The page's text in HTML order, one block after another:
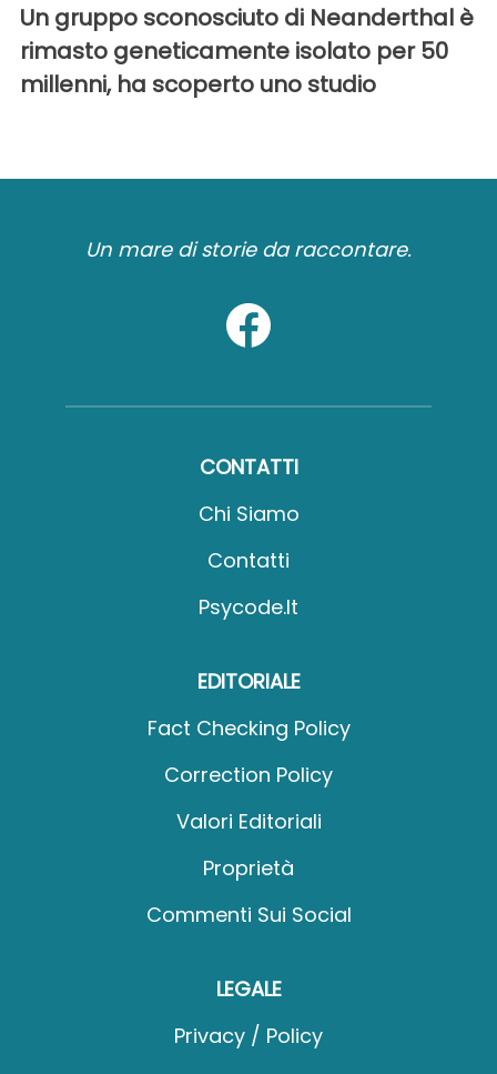
Un gruppo sconosciuto di Neanderthal è
rimasto geneticamente isolato per 50
millenni, ha scoperto uno studio
Un mare di storie da raccontare.
CONTATTI
Chi Siamo
Contatti
Psycode.it
EDITORIALE
Fact Checking Policy
Correction Policy
Valori Editoriali
Proprietà
Commenti Sui Social
LEGALE
Privacy / Policy